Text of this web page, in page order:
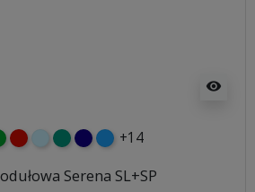
visibility
czerwony
błękitnyturkusowy
granatowy
niebieski
+14
Serena SL+SP